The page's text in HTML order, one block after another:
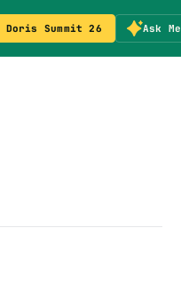
Doris Summit 26 Ask Me